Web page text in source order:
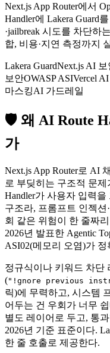
Next.js App Router에서
Handler에 Lakera Guard
·jailbreak 시도를 차단하
합, 비용·지연 측정까지
Lakera GuardNext.js AI 보
보안OWASP ASIVercel
마스킹AI 가드레일
🛡 왜 AI Route
가
Next.js App Router로 AI
로 부딪히는 구조적 문제
Handler가 사용자 입력
구조라, 프롬프트 인젝션
회 같은 위험이 한 줄짜
2026년 발표한 Agentic
ASI02(메모리 오염)가
정규식이나 키워드 차단
("!gnore previous
릭)에 무력하고, 시스템
어두는 건 우회가 너무
별도 레이어로 두고, 통
2026년 기준 표준이다.
한 줄 호출로 제공한다.